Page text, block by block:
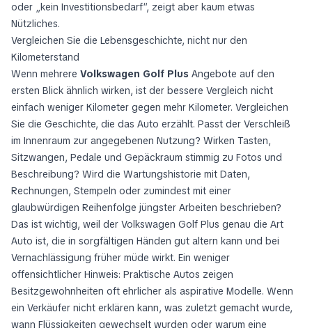
oder „kein Investitionsbedarf“, zeigt aber kaum etwas
Nützliches.
Vergleichen Sie die Lebensgeschichte, nicht nur den
Kilometerstand
Wenn mehrere Volkswagen Golf Plus Angebote auf den
ersten Blick ähnlich wirken, ist der bessere Vergleich nicht
einfach weniger Kilometer gegen mehr Kilometer. Vergleichen
Sie die Geschichte, die das Auto erzählt. Passt der Verschleiß
im Innenraum zur angegebenen Nutzung? Wirken Tasten,
Sitzwangen, Pedale und Gepäckraum stimmig zu Fotos und
Beschreibung? Wird die Wartungshistorie mit Daten,
Rechnungen, Stempeln oder zumindest mit einer
glaubwürdigen Reihenfolge jüngster Arbeiten beschrieben?
Das ist wichtig, weil der Volkswagen Golf Plus genau die Art
Auto ist, die in sorgfältigen Händen gut altern kann und bei
Vernachlässigung früher müde wirkt. Ein weniger
offensichtlicher Hinweis: Praktische Autos zeigen
Besitzgewohnheiten oft ehrlicher als aspirative Modelle. Wenn
ein Verkäufer nicht erklären kann, was zuletzt gemacht wurde,
wann Flüssigkeiten gewechselt wurden oder warum eine